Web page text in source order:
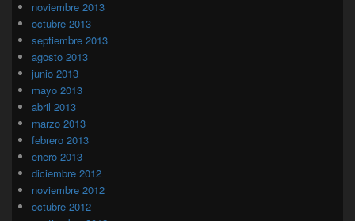
noviembre 2013
octubre 2013
septiembre 2013
agosto 2013
junio 2013
mayo 2013
abril 2013
marzo 2013
febrero 2013
enero 2013
diciembre 2012
noviembre 2012
octubre 2012